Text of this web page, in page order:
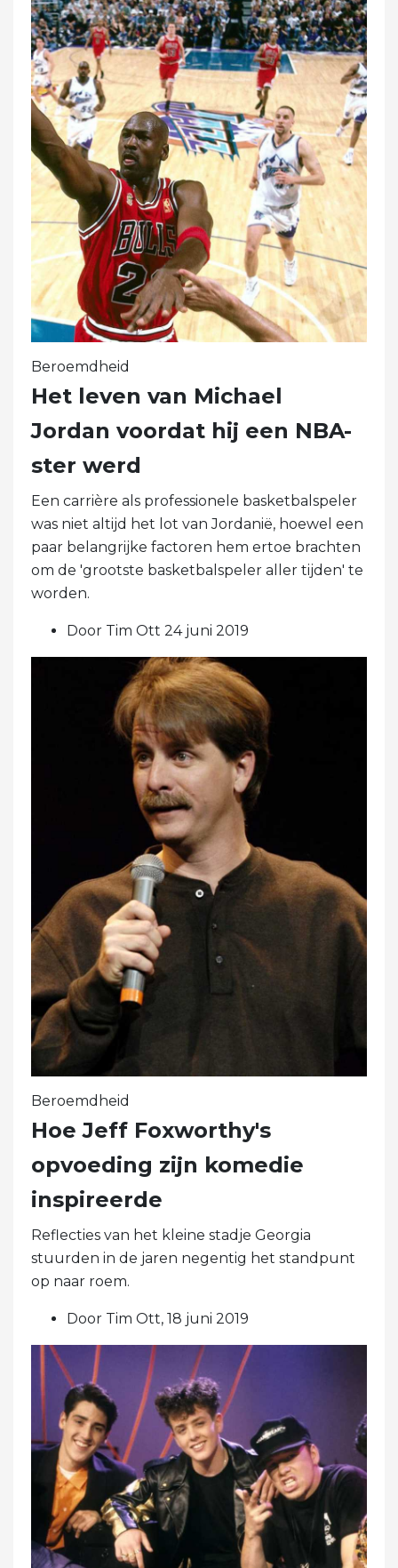
Beroemdheid
Het leven van Michael
Jordan voordat hij een NBA-
ster werd
Een carrière als professionele basketbalspeler
was niet altijd het lot van Jordanië, hoewel een
paar belangrijke factoren hem ertoe brachten
om de 'grootste basketbalspeler aller tijden' te
worden.
Door Tim Ott 24 juni 2019
Beroemdheid
Hoe Jeff Foxworthy's
opvoeding zijn komedie
inspireerde
Reflecties van het kleine stadje Georgia
stuurden in de jaren negentig het standpunt
op naar roem.
Door Tim Ott, 18 juni 2019